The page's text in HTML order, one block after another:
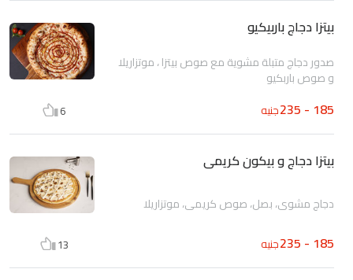
بيتزا دجاج باربيكيو
صدور دجاج متبلة مشوية مع صوص بيتزا ، موتزاريلا
و صوص باربكيو
185 - 235 جنيه 6
بيتزا دجاج و بيكون كريمى
دجاج مشوي، بصل، صوص كريمي، موتزاريلا
185 - 235 جنيه 13